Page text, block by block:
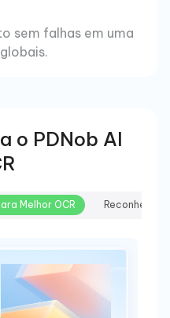
sem falhas em uma
o PDNob AI
Melhor OCR